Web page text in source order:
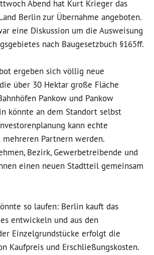
Abend hat Kurt Krieger das
Berlin zur Übernahme angeboten.
eine Diskussion um die Ausweisung
nach Baugesetzbuch §165ff.
ergeben sich völlig neue
über 30 Hektar große Fläche
Pankow und Pankow
könnte an dem Standort selbst
kann echte
Partnern werden.
Bezirk, Gewerbetreibende und
einen neuen Stadtteil gemeinsam
so laufen: Berlin kauft das
entwickeln und aus den
Einzelgrundstücke erfolgt die
Kaufpreis und Erschließungskosten.